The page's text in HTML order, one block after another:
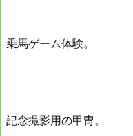
乗馬ゲーム体験。
記念撮影用の甲冑。